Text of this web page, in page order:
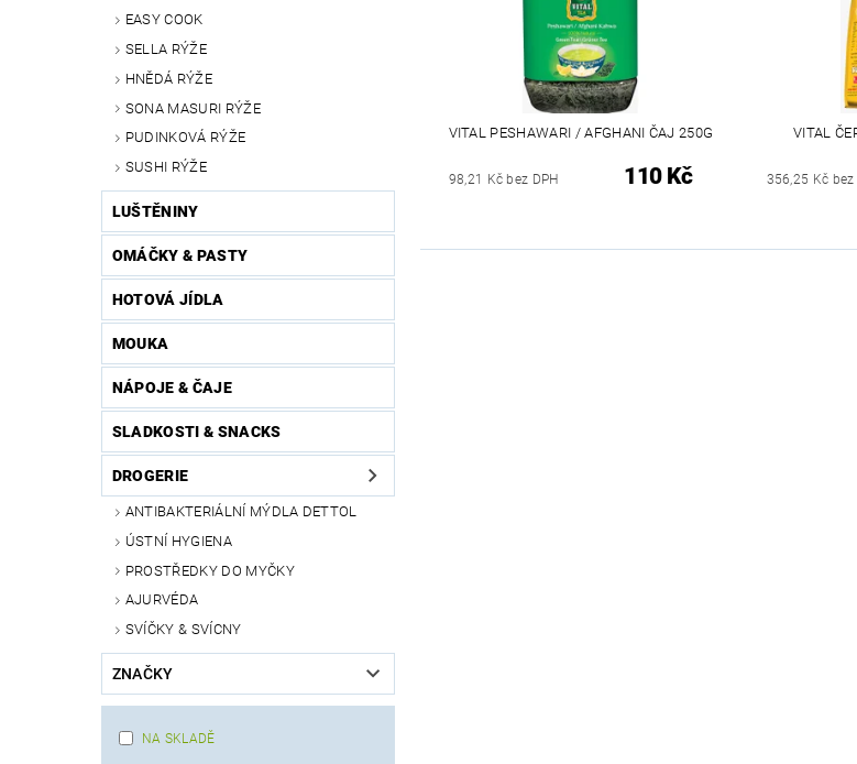
EASY COOK
SELLA RÝŽE
HNĚDÁ RÝŽE
SONA MASURI RÝŽE
PUDINKOVÁ RÝŽE
SUSHI RÝŽE
LUŠTĚNINY
OMÁČKY & PASTY
HOTOVÁ JÍDLA
MOUKA
NÁPOJE & ČAJE
SLADKOSTI & SNACKS
DROGERIE
ANTIBAKTERIÁLNÍ MÝDLA DETTOL
ÚSTNÍ HYGIENA
PROSTŘEDKY DO MYČKY
AJURVÉDA
SVÍČKY & SVÍCNY
ZNAČKY
NA SKLADĚ
VITAL PESHAWARI / AFGHANI ČAJ 250G
98,21 Kč bez DPH 110 Kč
VITAL
356,25 Kč bez